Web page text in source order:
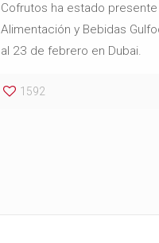
Cofrutos ha estado
Alimentación y Bebidas
al 23 de febrero en Dubai.
1592